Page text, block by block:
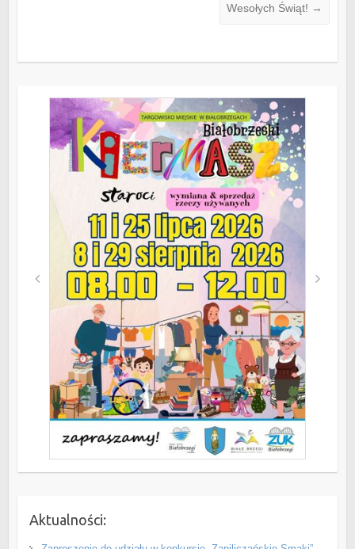
Wesołych Świąt! →
Aktualności: